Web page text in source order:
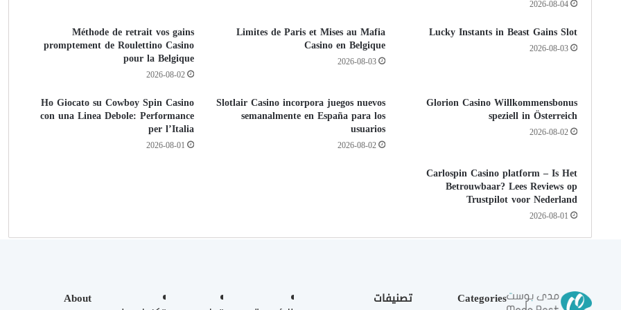
2026-08-04
Lucky Instants in Beast Gains Slot
2026-08-03
Limites de Paris et Mises au Mafia
Casino en Belgique
2026-08-03
Méthode de retrait vos gains
promptement de Roulettino Casino
pour la Belgique
2026-08-02
Glorion Casino Willkommensbonus
speziell in Österreich
2026-08-02
Slotlair Casino incorpora juegos nuevos
semanalmente en España para los
usuarios
2026-08-02
Ho Giocato su Cowboy Spin Casino
con una Linea Debole: Performance
per l’Italia
2026-08-01
Carlospin Casino platform – Is Het
Betrouwbaar? Lees Reviews op
Trustpilot voor Nederland
2026-08-01
Categories تصنيفات About